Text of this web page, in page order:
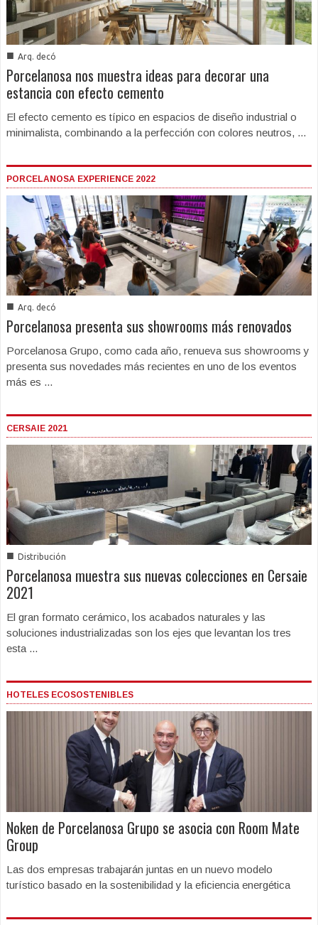
■ Arq. decó
Porcelanosa nos muestra ideas para decorar una
estancia con efecto cemento
El efecto cemento es típico en espacios de diseño industrial o
minimalista, combinando a la perfección con colores neutros, ...
PORCELANOSA EXPERIENCE 2022
■ Arq. decó
Porcelanosa presenta sus showrooms más renovados
Porcelanosa Grupo, como cada año, renueva sus showrooms y
presenta sus novedades más recientes en uno de los eventos
más es ...
CERSAIE 2021
■ Distribución
Porcelanosa muestra sus nuevas colecciones en Cersaie
2021
El gran formato cerámico, los acabados naturales y las
soluciones industrializadas son los ejes que levantan los tres
esta ...
HOTELES ECOSOSTENIBLES
Noken de Porcelanosa Grupo se asocia con Room Mate
Group
Las dos empresas trabajarán juntas en un nuevo modelo
turístico basado en la sostenibilidad y la eficiencia energética